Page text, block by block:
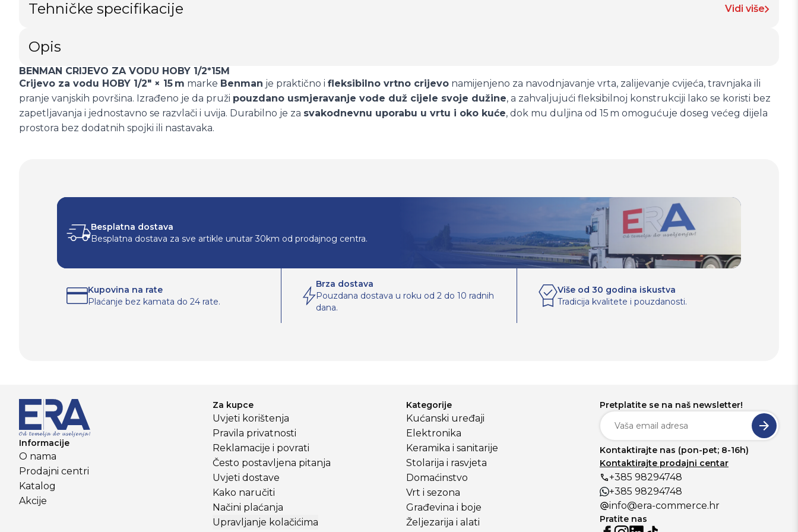
Tehničke specifikacije Vidi više
Opis
BENMAN CRIJEVO ZA VODU HOBY 1/2*15M
Crijevo za vodu HOBY 1/2″ × 15 m marke Benman je praktično i fleksibilno vrtno crijevo namijenjeno za navodnjavanje vrta, zalijevanje cvijeća, travnjaka ili
pranje vanjskih površina. Izrađeno je da pruži pouzdano usmjeravanje vode duž cijele svoje dužine, a zahvaljujući fleksibilnoj konstrukciji lako se koristi bez
zapetljavanja i jednostavno se razvlači i uvija. Durabilno je za svakodnevnu uporabu u vrtu i oko kuće, dok mu duljina od 15 m omogućuje doseg većeg dijela
prostora bez dodatnih spojki ili nastavaka.
Besplatna dostava
Besplatna dostava za sve artikle unutar 30km od prodajnog centra.
Kupovina na rate
Plaćanje bez kamata do 24 rate.
Brza dostava
Pouzdana dostava u roku od 2 do 10 radnih
dana.
Više od 30 godina iskustva
Tradicija kvalitete i pouzdanosti.
Informacije
O nama
Prodajni centri
Katalog
Akcije
Za kupce
Uvjeti korištenja
Pravila privatnosti
Reklamacije i povrati
Često postavljena pitanja
Uvjeti dostave
Kako naručiti
Načini plaćanja
Upravljanje kolačićima
Kategorije
Kućanski uređaji
Elektronika
Keramika i sanitarije
Stolarija i rasvjeta
Domaćinstvo
Vrt i sezona
Građevina i boje
Željezarija i alati
Pretplatite se na naš newsletter!
Kontaktirajte nas (pon-pet; 8-16h)
Kontaktirajte prodajni centar
+385 98294748
+385 98294748
info@era-commerce.hr
Pratite nas